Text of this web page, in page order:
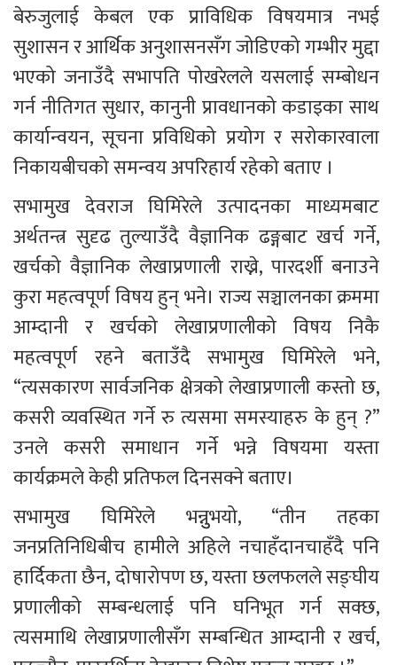
बेरुजुलाई केबल एक प्राविधिक विषयमात्र नभई
सुशासन र आर्थिक अनुशासनसँग जोडिएको गम्भीर मुद्दा
भएको जनाउँदै सभापति पोखरेलले यसलाई सम्बोधन
गर्न नीतिगत सुधार, कानुनी प्रावधानको कडाइका साथ
कार्यान्वयन, सूचना प्रविधिको प्रयोग र सरोकारवाला
निकायबीचको समन्वय अपरिहार्य रहेको बताए ।
सभामुख देवराज घिमिरेले उत्पादनका माध्यमबाट
अर्थतन्त्र सुदृढ तुल्याउँदै वैज्ञानिक ढङ्गबाट खर्च गर्ने,
खर्चको वैज्ञानिक लेखाप्रणाली राख्ने, पारदर्शी बनाउने
कुरा महत्वपूर्ण विषय हुन् भने। राज्य सञ्चालनका क्रममा
आम्दानी र खर्चको लेखाप्रणालीको विषय निकै
महत्वपूर्ण रहने बताउँदै सभामुख घिमिरेले भने,
“त्यसकारण सार्वजनिक क्षेत्रको लेखाप्रणाली कस्तो छ,
कसरी व्यवस्थित गर्ने रु त्यसमा समस्याहरु के हुन् ?”
उनले कसरी समाधान गर्ने भन्ने विषयमा यस्ता
कार्यक्रमले केही प्रतिफल दिनसक्ने बताए।
सभामुख घिमिरेले भन्नुुभयो, “तीन तहका
जनप्रतिनिधिबीच हामीले अहिले नचाहँदानचाहँदै पनि
हार्दिकता छैन, दोषारोपण छ, यस्ता छलफलले सङ्घीय
प्रणालीको सम्बन्धलाई पनि घनिभूत गर्न सक्छ,
त्यसमाथि लेखाप्रणालीसँग सम्बन्धित आम्दानी र खर्च,